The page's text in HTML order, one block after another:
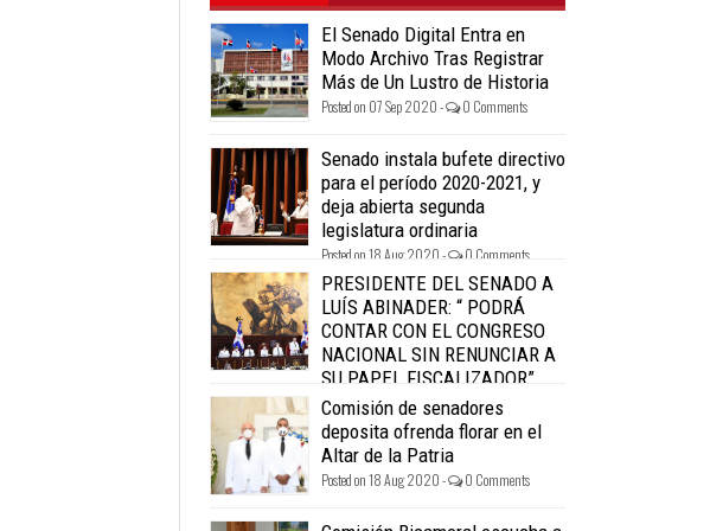
El Senado Digital Entra en
Modo Archivo Tras Registrar
Más de Un Lustro de Historia
Posted on 07 Sep 2020 - 0 Comments
Senado instala bufete directivo
para el período 2020-2021, y
deja abierta segunda
legislatura ordinaria
Posted on 18 Aug 2020 - 0 Comments
PRESIDENTE DEL SENADO A
LUÍS ABINADER: “ PODRÁ
CONTAR CON EL CONGRESO
NACIONAL SIN RENUNCIAR A
SU PAPEL FISCALIZADOR”.
Posted on 18 Aug 2020 - 0 Comments
Comisión de senadores
deposita ofrenda florar en el
Altar de la Patria
Posted on 18 Aug 2020 - 0 Comments